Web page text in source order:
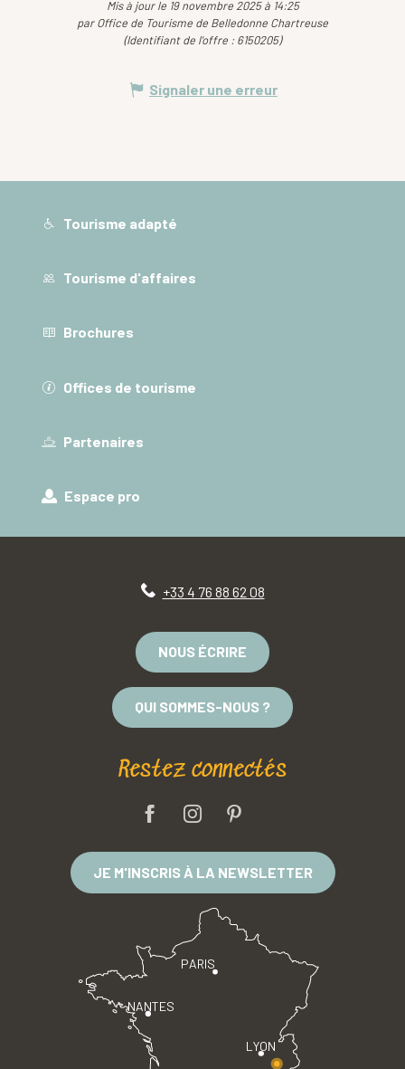
Mis à jour le 19 novembre 2025 à 14:25
par Office de Tourisme de Belledonne Chartreuse
(Identifiant de l'offre : 6150205)
Signaler une erreur
Tourisme adapté
Tourisme d'affaires
Brochures
Offices de tourisme
Partenaires
Espace pro
+33 4 76 88 62 08
NOUS ÉCRIRE
QUI SOMMES-NOUS ?
Restez connectés
JE M'INSCRIS À LA NEWSLETTER
PARIS
LYON
NANTES